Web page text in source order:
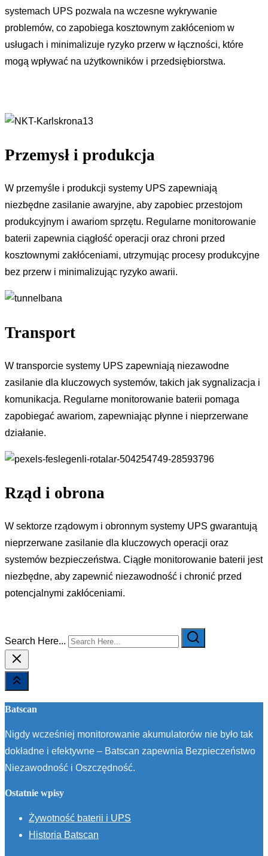
systemach UPS pozwala na wczesne wykrywanie
problemów, co zapobiega kosztownym zakłóceniom w
usługach i minimalizuje ryzyko przerw w łączności, które
mogą wpływać na użytkowników i przedsiębiorstwa.
Przemysł i produkcja
W przemyśle i produkcji systemy UPS zapewniają
niezbędne zasilanie awaryjne, aby zapobiec przestojom
produkcyjnym i awariom sprzętu. Regularne monitorowanie
baterii zapewnia ciągłość operacji oraz chroni przed
kosztownymi zakłóceniami, utrzymując procesy produkcyjne
bez przerw i minimalizując ryzyko awarii.
Transport
W transporcie systemy UPS zapewniają niezawodne
zasilanie dla kluczowych systemów, takich jak sygnalizacja i
komunikacja. Regularne monitorowanie baterii pomaga
zapobiegać awariom, zapewniając płynne i nieprzerwane
działanie.
Rząd i obrona
W sektorze rządowym i obronnym systemy UPS gwarantują
nieprzerwane zasilanie dla kluczowych operacji oraz
systemów bezpieczeństwa. Ciągłe monitorowanie baterii jest
niezbędne, aby zapewnić niezawodność i chronić przed
potencjalnymi zakłóceniami.
Search Here...
Batscan
Nigdy wcześniej monitorowanie akumulatorów nie było tak
dokładne i efektywne – Batscan zapewnia Bezpieczeństwo
Niezawodność i Oszczędność.
Ostatnie wpisy
Żywotność baterii i UPS
Historia Batscan